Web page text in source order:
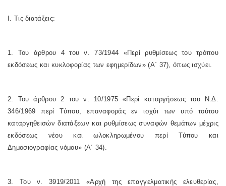
Ι. Τις διατάξεις:
1. Του άρθρου 4 του ν. 73/1944 «Περί ρυθμίσεως του τρόπου
εκδόσεως και κυκλοφορίας των εφημερίδων» (Α΄ 37), όπως ισχύει.
2. Του άρθρου 2 του ν. 10/1975 «Περί καταργήσεως του Ν.Δ.
346/1969 περί Τύπου, επαναφοράς εν ισχύι των υπό τούτου
καταργηθεισών διατάξεων και ρυθμίσεως συναφών θεμάτων μέχρις
εκδόσεως νέου και ωλοκληρωμένου περί Τύπου και
Δημοσιογραφίας νόμου» (Α΄ 34).
3. Του ν. 3919/2011 «Αρχή της επαγγελματικής ελευθερίας,